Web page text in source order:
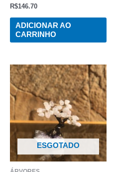
AVALIAÇÃO
DE
R$146.70
ADICIONAR AO
CARRINHO
ESGOTADO